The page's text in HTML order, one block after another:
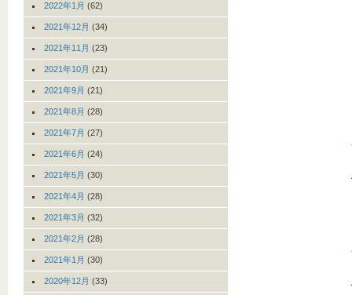
2022年1月 (62)
2021年12月 (34)
2021年11月 (23)
2021年10月 (21)
2021年9月 (21)
2021年8月 (28)
2021年7月 (27)
2021年6月 (24)
2021年5月 (30)
2021年4月 (28)
2021年3月 (32)
2021年2月 (28)
2021年1月 (30)
2020年12月 (33)